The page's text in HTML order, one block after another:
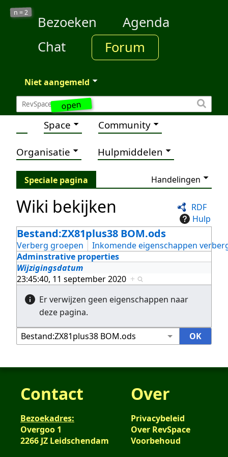
open
n =2
Bezoeken
Agenda
Chat
Forum
Niet aangemeld
Space Community
Organisatie Hulpmiddelen
Speciale pagina Handelingen
RDF
Hulp
Wiki bekijken
Bestand:ZX81plus38 BOM.ods
Verberg groepen
Inkomende eigenschappen
Adminstrative properties
Wijzigingsdatum
23:45:40, 11 september 2020 +
Er verwijzen geen eigenschappen naar
deze pagina.
Contact
Bezoekadres:
Overgoo 1
2266 JZ Leidschendam
Over
Privacybeleid
Over RevSpace
Voorbehoud